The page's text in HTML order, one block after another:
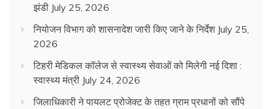
झंडी July 25, 2026
नियोजन विभाग को शासनादेश जारी किए जाने के निर्देश July 25,
2026
टिहरी मेडिकल कॉलेज से स्वास्थ्य सेवाओं को मिलेगी नई दिशा :
स्वास्थ्य मंत्री July 24, 2026
जिलाधिकारी ने पायलट प्रोजेक्ट के तहत ग्राम प्रधानों को सौंपे